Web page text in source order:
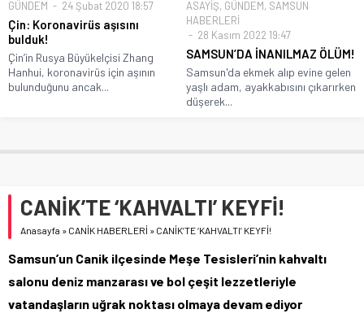
GÜNDEM 24 Şubat 2020 18:57
Çin: Koronavirüs aşısını
bulduk!
Çin’in Rusya Büyükelçisi Zhang
Hanhui, koronavirüs için aşının
bulunduğunu ancak...
ASAYİŞ, GÜNDEM, SAMSUN
HABERLERİ
28 Kasım 2022 19:47
SAMSUN’DA İNANILMAZ ÖLÜM!
Samsun'da ekmek alıp evine gelen
yaşlı adam, ayakkabısını çıkarırken
düşerek...
CANİK’TE ‘KAHVALTI’ KEYFİ!
Anasayfa » CANİK HABERLERİ » CANİK’TE ‘KAHVALTI’ KEYFİ!
Samsun’un Canik ilçesinde Meşe Tesisleri’nin kahvaltı
salonu deniz manzarası ve bol çeşit lezzetleriyle
vatandaşların uğrak noktası olmaya devam ediyor